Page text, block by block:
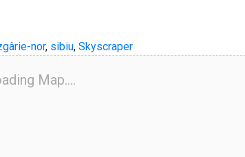
nor, sibiu, Skyscraper
Map....